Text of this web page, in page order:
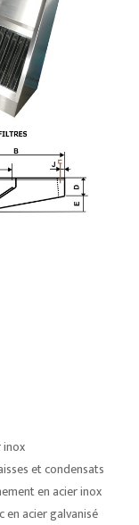
inox
et condensats
en acier inox
acier galvanisé